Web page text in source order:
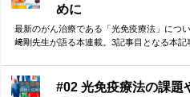
めに
最新のがん治療である「光免疫療法」につ
﨑剛先生が語る本連載。3記事目となる本
#02 光免疫療法の課題